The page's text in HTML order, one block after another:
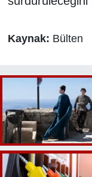
Kaynak: Bülten